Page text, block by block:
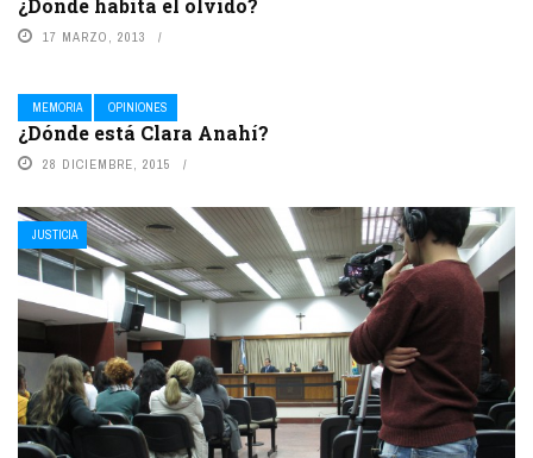
¿Dónde habita el olvido?
17 MARZO, 2013
MEMORIA OPINIONES
¿Dónde está Clara Anahí?
28 DICIEMBRE, 2015
JUSTICIA